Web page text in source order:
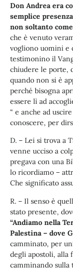
Don Andrea era
semplice
non soltanto
che è venuto
vogliono uomini e
testimonino il
chiudere le porte,
quando non si è
perché bisogna
essere lì ad
“ e anche ad
conoscere, per
D. – Lei si trova a
venne ucciso a
pregava con una
lo ricordiamo –
Che significato
R. – Il senso è
stato presente,
“Andiamo nella
Palestina – dove
camminato, per
degli apostoli, alla
camminando sulla